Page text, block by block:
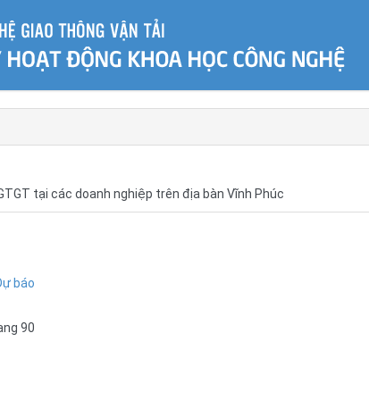
tại các doanh nghiệp trên địa bàn Vĩnh Phúc
báo
90